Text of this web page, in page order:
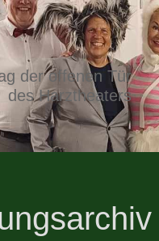
der offenen Tür
des Harztheaters